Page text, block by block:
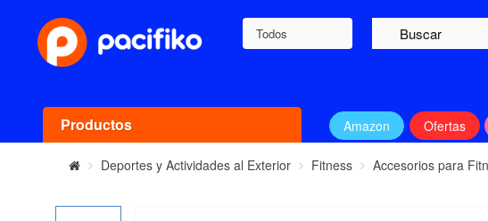
Todos
Productos Amazon Ofertas
Deportes y Actividades al Exterior Fitness Accesorios para